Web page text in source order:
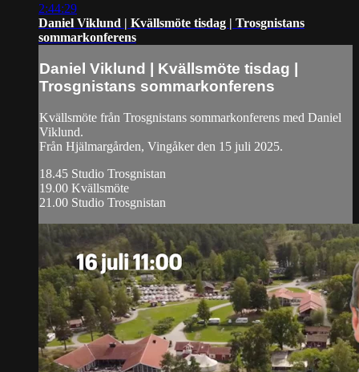
2:44:29
Daniel Viklund | Kvällsmöte tisdag | Trosgnistans
sommarkonferens
Daniel Viklund | Kvällsmöte tisdag |
Trosgnistans sommarkonferens
Kvällsmöte från Trosgnistans sommarkonferens med Daniel
Viklund.
Från Hjälmargården, Vingåker den 15 juli 2025.
18.45 Studio Trosgnistan
19.00 Kvällsmöte
21.00 Studio Trosgnistan